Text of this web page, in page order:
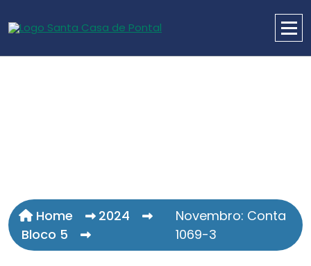
Home
2024
Bloco 5
Novembro: Conta
1069-3